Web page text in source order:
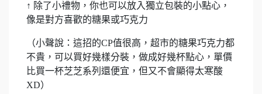
↑ 除了小禮物，你也可以放入獨立包裝的小點心，
像是對方喜歡的糖果或巧克力
（小聲說：這招的CP值很高，超市的糖果巧克力都
不貴，可以買好幾樣分裝，做成好幾杯點心，單價
比買一杯芝芝系列還便宜，但又不會顯得太寒酸
XD）